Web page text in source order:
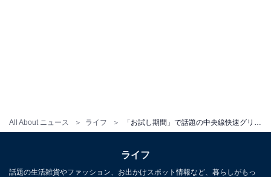
All About ニュース ライフ
ライフ
話題の生活雑貨やファッション、お出かけスポット情報など、暮らしがもっ